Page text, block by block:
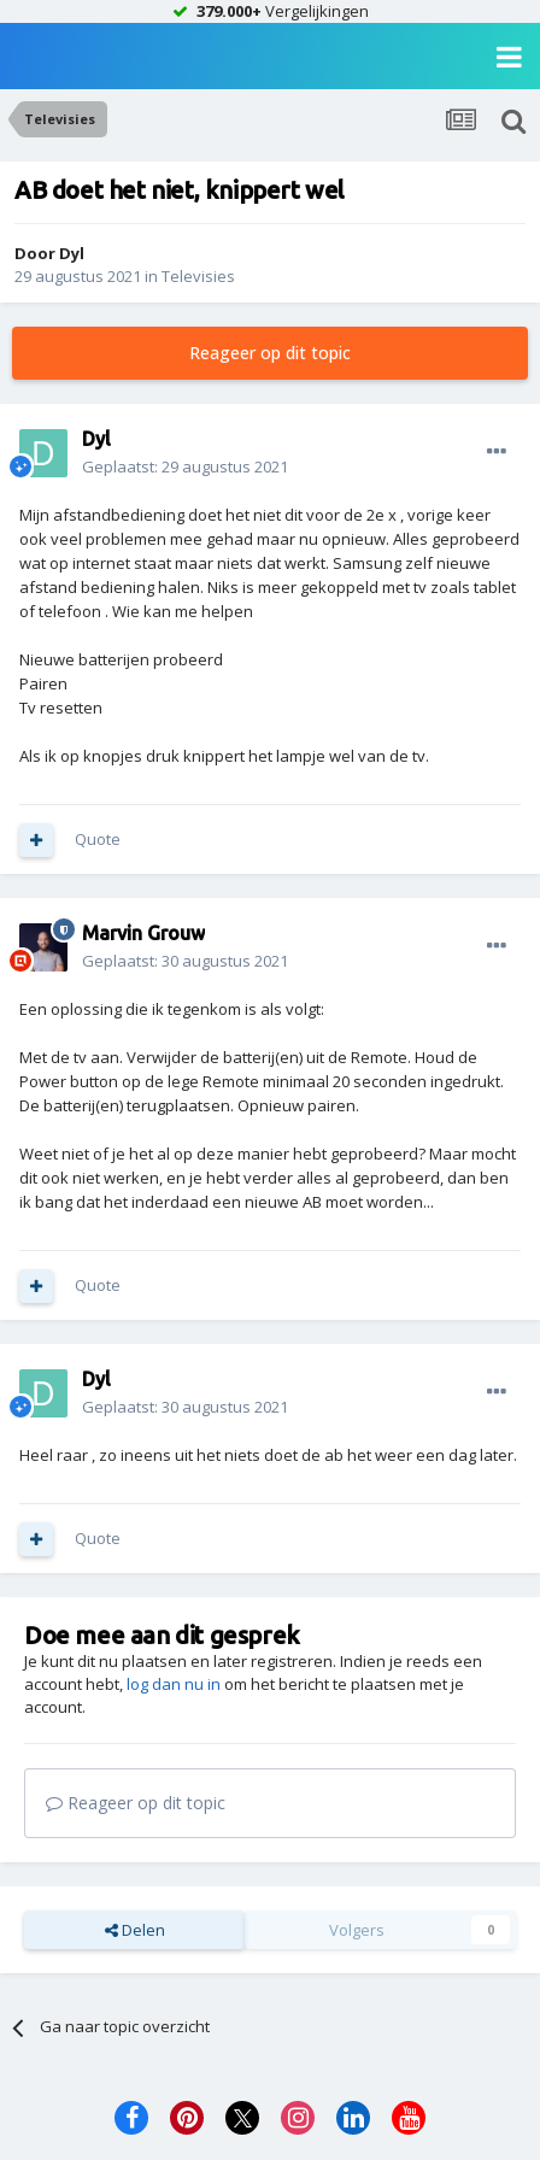
379.000+ Vergelijkingen
Televisies
AB doet het niet, knippert wel
Door Dyl
29 augustus 2021 in Televisies
Reageer op dit topic
Dyl
Geplaatst: 29 augustus 2021
Mijn afstandbediening doet het niet dit voor de 2e x , vorige keer
ook veel problemen mee gehad maar nu opnieuw. Alles geprobeerd
wat op internet staat maar niets dat werkt. Samsung zelf nieuwe
afstand bediening halen. Niks is meer gekoppeld met tv zoals tablet
of telefoon . Wie kan me helpen
Nieuwe batterijen probeerd
Pairen
Tv resetten
Als ik op knopjes druk knippert het lampje wel van de tv.
Quote
Marvin Grouw
Geplaatst: 30 augustus 2021
Een oplossing die ik tegenkom is als volgt:
Met de tv aan. Verwijder de batterij(en) uit de Remote. Houd de
Power button op de lege Remote minimaal 20 seconden ingedrukt.
De batterij(en) terugplaatsen. Opnieuw pairen.
Weet niet of je het al op deze manier hebt geprobeerd? Maar mocht
dit ook niet werken, en je hebt verder alles al geprobeerd, dan ben
ik bang dat het inderdaad een nieuwe AB moet worden...
Quote
Dyl
Geplaatst: 30 augustus 2021
Heel raar , zo ineens uit het niets doet de ab het weer een dag later.
Quote
Doe mee aan dit gesprek
Je kunt dit nu plaatsen en later registreren. Indien je reeds een
account hebt,log dan nu in om het bericht te plaatsen met je
account.
Reageer op dit topic
Delen Volgers 0
Ga naar topic overzicht